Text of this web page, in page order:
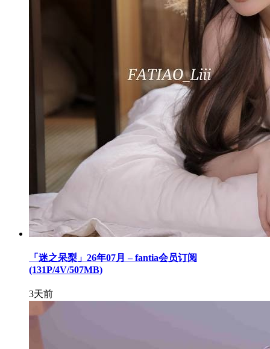
「迷之呆梨」26年07月 – fantia会员订阅
(131P/4V/507MB)
3天前